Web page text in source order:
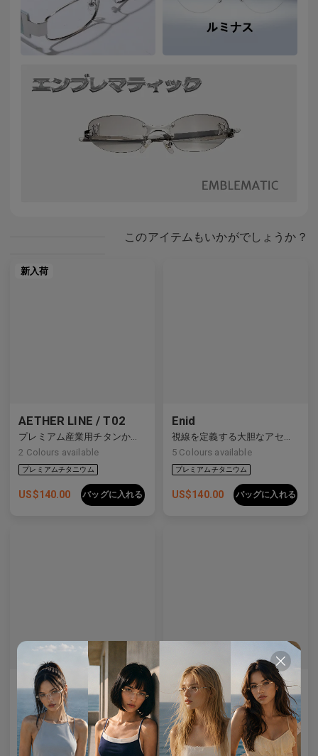
このアイテムもいかがでしょうか？
新入荷
AETHER LINE / T02
プレミアム産業用チタンから作られた建築用の長方形の構造物。
2 Colours available
US$140.00 バッグに入れる
Enid
視線を定義する大胆なアセテートフレーム。
5 Colours available
US$140.00 バッグに入れる
AL_01
テーラードテンプルのディテールを施したクリーンなデザインは、現代の眼鏡製作を再定義しています。
4 Colours available
Emblematic S 01
特殊な強化レンズ
8 Colours available